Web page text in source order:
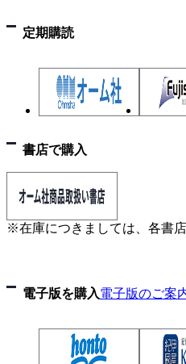
定期購読
書店で購入
※在庫につきましては、各書
電子版を購入電子版のご案